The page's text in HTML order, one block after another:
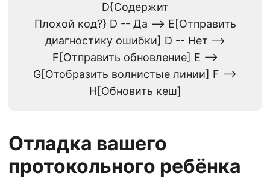
D{Содержит
Плохой код?} D -- Да --> E[Отправить
диагностику ошибки] D -- Нет -->
F[Отправить обновление] E -->
G[Отобразить волнистые линии] F -->
H[Обновить кеш]
Отладка вашего
протокольного ребёнка